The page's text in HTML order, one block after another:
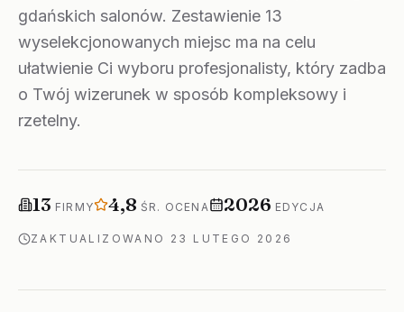
gdańskich salonów. Zestawienie 13
wyselekcjonowanych miejsc ma na celu
ułatwienie Ci wyboru profesjonalisty, który zadba
o Twój wizerunek w sposób kompleksowy i
rzetelny.
Firm w rankingu
13 FIRMYŚrednia ocena
4,8 ŚR. OCENARok edycji
2026 EDYCJA
ZAKTUALIZOWANO 23 LUTEGO 2026